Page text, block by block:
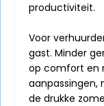
productiviteit.
Voor
gast. Minder
op comfort en
aanpassingen,
de drukke